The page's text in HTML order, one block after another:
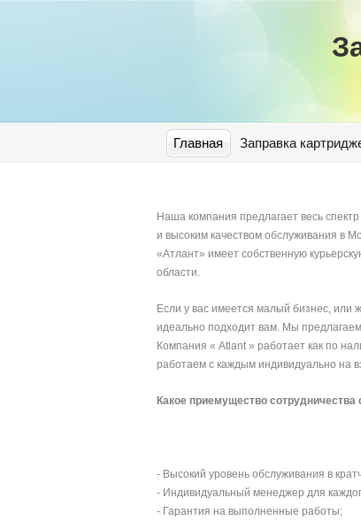
Главная Заправка
Наша компания предлагает весь
и высоким качеством обслуживания в
«Атлант» имеет собственную
области.
Если у вас имеется малый бизнес, или
идеально подходит вам. Мы
Компания « Atlant » работает как по
работаем с каждым индивидуально на
Какое приемущество
- Высокий уровень обслуживания в
- Индивидуальный менеджер для
- Гарантия на выполненные работы;